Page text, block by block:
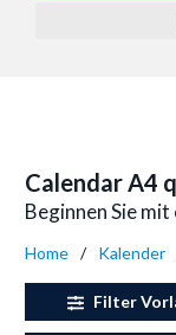
Calendar A4
Beginnen Sie
Home Kalender
Filter